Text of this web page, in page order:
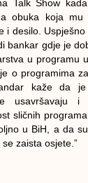
Talk Show
obuka koja
i desilo.
bankar gdje je
u programu
o programima
kaže da je
usavršavaju i
sličnih
u BiH, a da
zaista osjete.”